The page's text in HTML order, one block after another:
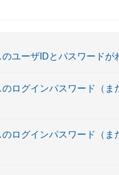
ユーザIDとパスワードが
ログインパスワード（
ログインパスワード（